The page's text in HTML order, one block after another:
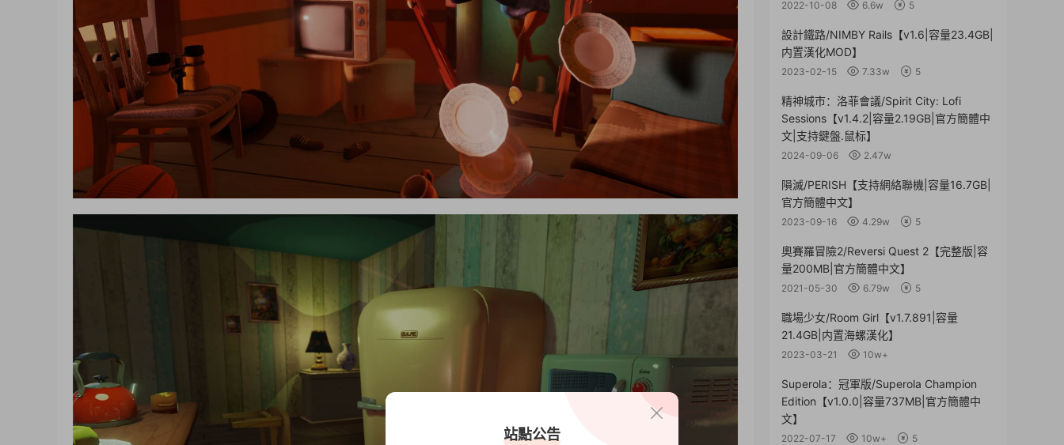
2022-10-08 6.6w 5
設計鐵路/NIMBY Rails【v1.6|容量23.4GB|
内置漢化MOD】
2023-02-15 7.33w 5
精神城市：洛菲會議/Spirit City: Lofi
Sessions【v1.4.2|容量2.19GB|官方簡體中
文|支持鍵盤.鼠标】
2024-09-06 2.47w
隕滅/PERISH【支持網絡聯機|容量16.7GB|
官方簡體中文】
2023-09-16 4.29w 5
奧賽羅冒險2/Reversi Quest 2【完整版|容
量200MB|官方簡體中文】
2021-05-30 6.79w 5
職場少女/Room Girl【v1.7.891|容量
21.4GB|内置海螺漢化】
2023-03-21 10w+
Superola：冠軍版/Superola Champion
Edition【v1.0.0|容量737MB|官方簡體中
文】
2022-07-17 10w+ 5
站點公告